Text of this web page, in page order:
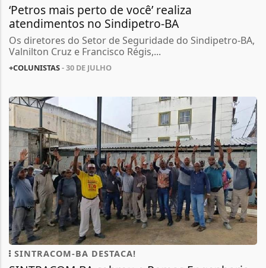
‘Petros mais perto de você’ realiza
atendimentos no Sindipetro-BA
Os diretores do Setor de Seguridade do Sindipetro-BA,
Valnilton Cruz e Francisco Régis,...
+COLUNISTAS- 30 DE JULHO
SINTRACOM-BA DESTACA!